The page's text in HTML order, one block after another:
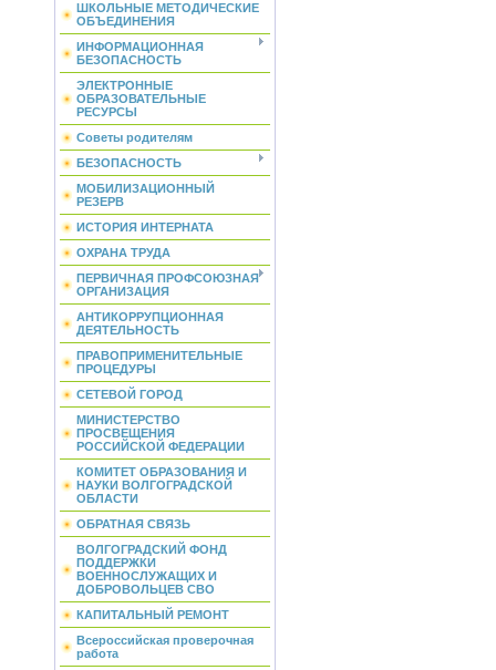
ШКОЛЬНЫЕ МЕТОДИЧЕСКИЕ
ОБЪЕДИНЕНИЯ
ИНФОРМАЦИОННАЯ
БЕЗОПАСНОСТЬ
ЭЛЕКТРОННЫЕ
ОБРАЗОВАТЕЛЬНЫЕ
РЕСУРСЫ
Советы родителям
БЕЗОПАСНОСТЬ
МОБИЛИЗАЦИОННЫЙ
РЕЗЕРВ
ИСТОРИЯ ИНТЕРНАТА
ОХРАНА ТРУДА
ПЕРВИЧНАЯ ПРОФСОЮЗНАЯ
ОРГАНИЗАЦИЯ
АНТИКОРРУПЦИОННАЯ
ДЕЯТЕЛЬНОСТЬ
ПРАВОПРИМЕНИТЕЛЬНЫЕ
ПРОЦЕДУРЫ
СЕТЕВОЙ ГОРОД
МИНИСТЕРСТВО
ПРОСВЕЩЕНИЯ
РОССИЙСКОЙ ФЕДЕРАЦИИ
КОМИТЕТ ОБРАЗОВАНИЯ И
НАУКИ ВОЛГОГРАДСКОЙ
ОБЛАСТИ
ОБРАТНАЯ СВЯЗЬ
ВОЛГОГРАДСКИЙ ФОНД
ПОДДЕРЖКИ
ВОЕННОСЛУЖАЩИХ И
ДОБРОВОЛЬЦЕВ СВО
КАПИТАЛЬНЫЙ РЕМОНТ
Всероссийская проверочная
работа